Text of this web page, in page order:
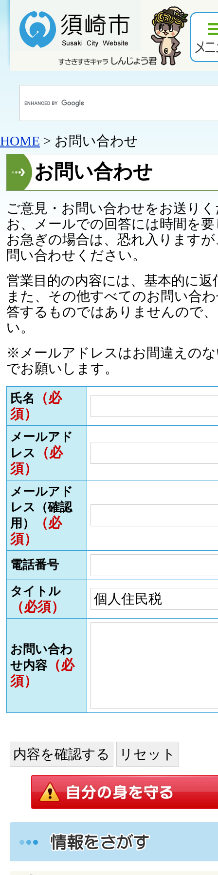
HOME > お問い合わせ
お問い合わせ
ご意見・お問い合わせをお送り
お、メールでの回答には時間を
お急ぎの場合は、恐れ入ります
問い合わせください。
営業目的の内容には、基本的に
また、その他すべてのお問い合
答するものではありませんので
い。
※メールアドレスはお間違えの
でお願いします。
氏名
（必
須）
メールアド
レス
（必
須）
メールアド
レス（確認
用）
（必
須）
電話番号
タイトル
（必須）
お問い合わ
せ内容（必
須）